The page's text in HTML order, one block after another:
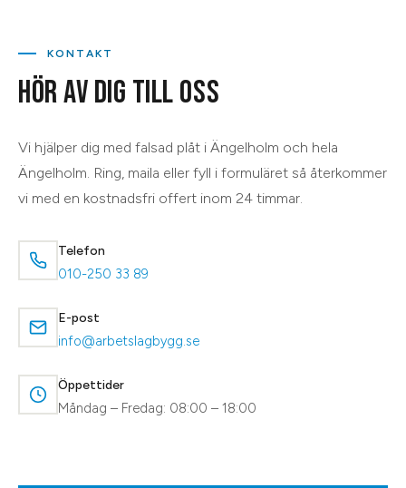
KONTAKT
HÖR AV DIG TILL OSS
Vi hjälper dig med falsad plåt i Ängelholm och hela
Ängelholm. Ring, maila eller fyll i formuläret så återkommer
vi med en kostnadsfri offert inom 24 timmar.
Telefon
010-250 33 89
E-post
info@arbetslagbygg.se
Öppettider
Måndag – Fredag: 08:00 – 18:00